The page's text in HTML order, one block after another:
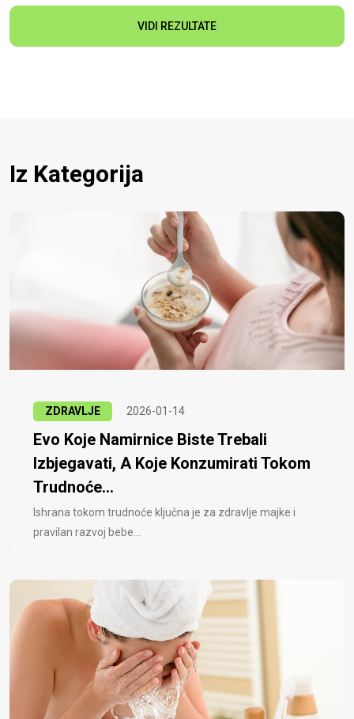
VIDI REZULTATE
Iz Kategorija
ZDRAVLJE 2026-01-14
Evo Koje Namirnice Biste Trebali
Izbjegavati, A Koje Konzumirati Tokom
Trudnoće...
Ishrana tokom trudnoće ključna je za zdravlje majke i
pravilan razvoj bebe...